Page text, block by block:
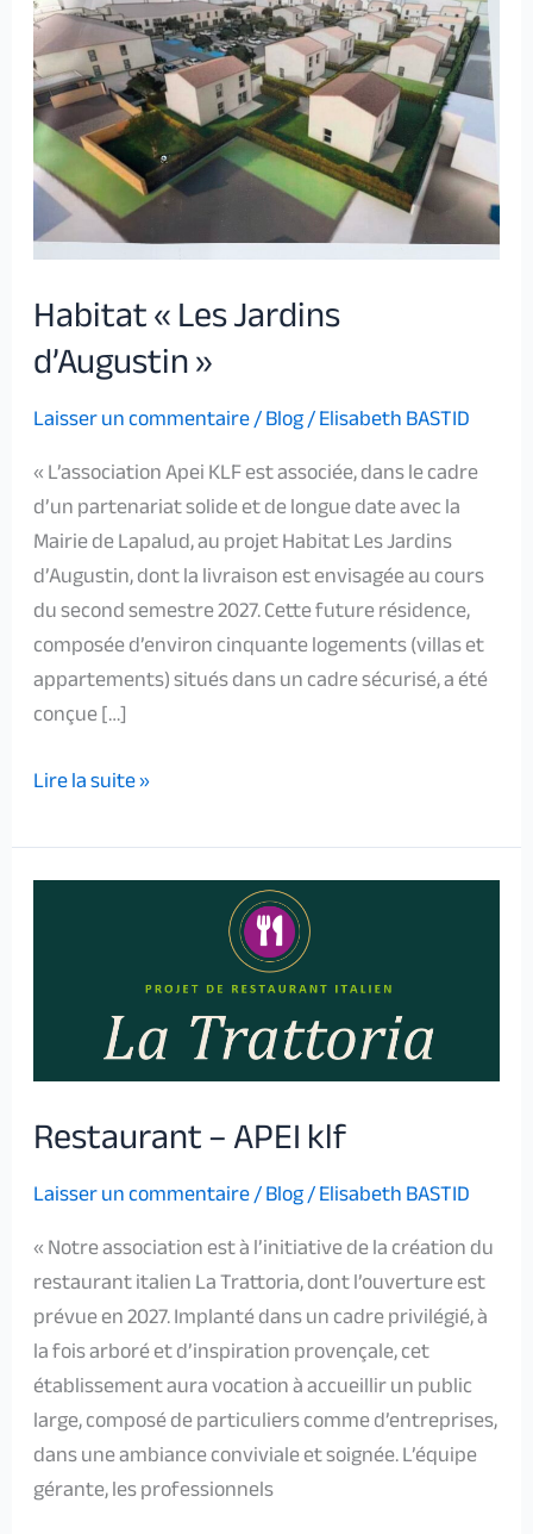
Habitat « Les Jardins
d’Augustin »
Laisser un commentaire/Blog/Elisabeth BASTID
« L’association Apei KLF est associée, dans le cadre
d’un partenariat solide et de longue date avec la
Mairie de Lapalud, au projet Habitat Les Jardins
d’Augustin, dont la livraison est envisagée au cours
du second semestre 2027. Cette future résidence,
composée d’environ cinquante logements (villas et
appartements) situés dans un cadre sécurisé, a été
conçue […]
d’Augustin »
Lire la suite »
Restaurant – APEI klf
Laisser un commentaire/Blog/Elisabeth BASTID
« Notre association est à l’initiative de la création du
restaurant italien La Trattoria, dont l’ouverture est
prévue en 2027. Implanté dans un cadre privilégié, à
la fois arboré et d’inspiration provençale, cet
établissement aura vocation à accueillir un public
large, composé de particuliers comme d’entreprises,
dans une ambiance conviviale et soignée. L’équipe
gérante, les professionnels